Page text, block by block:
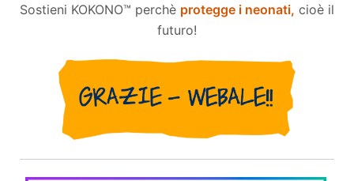
Sostieni KOKONO™ perchè protegge i neonati, cioè il
futuro!